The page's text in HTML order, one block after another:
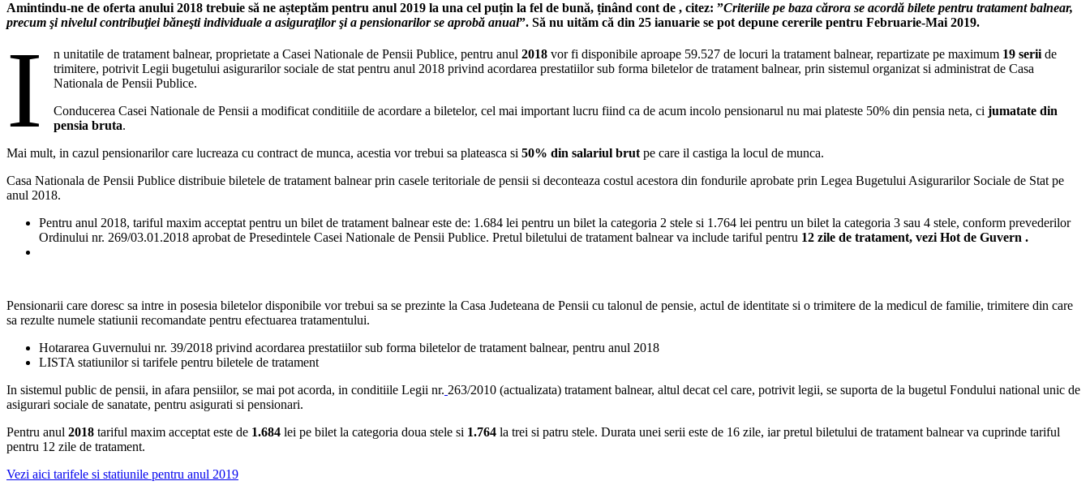
Amintindu-ne de oferta anului 2018 trebuie să ne așteptăm pentru anul 2019 la una cel puțin la fel de bună, ținând cont de , citez: ”Criteriile pe baza cărora se acordă bilete pentru tratament balnear,
precum şi nivelul contribuţiei băneşti individuale a asiguraţilor şi a pensionarilor se aprobă anual”. Să nu uităm că din 25 ianuarie se pot depune cererile pentru Februarie-Mai 2019.
I n unitatile de tratament balnear, proprietate a Casei Nationale de Pensii Publice, pentru anul2018 vor fi disponibile aproape 59.527 de locuri la tratament balnear, repartizate pe maximum 19 seriide
trimitere, potrivit Legii bugetului asigurarilor sociale de stat pentru anul 2018 privind acordarea prestatiilor sub forma biletelor de tratament balnear, prin sistemul organizat si administrat de Casa
Nationala de Pensii Publice.
Conducerea Casei Nationale de Pensii a modificat conditiile de acordare a biletelor, cel mai important lucru fiind ca de acum incolo pensionarul nu mai plateste 50% din pensia neta, cijumatate din
pensia bruta.
Mai mult, in cazul pensionarilor care lucreaza cu contract de munca, acestia vor trebui sa plateasca si 50% din salariul brutpe care il castiga la locul de munca.
Casa Nationala de Pensii Publice distribuie biletele de tratament balnear prin casele teritoriale de pensii si deconteaza costul acestora din fondurile aprobate prin Legea Bugetului Asigurarilor Sociale de Stat pe
anul 2018.
Pentru anul 2018, tariful maxim acceptat pentru un bilet de tratament balnear este de: 1.684 lei pentru un bilet la categoria 2 stele si 1.764 lei pentru un bilet la categoria 3 sau 4 stele, conform prevederilor
Ordinului nr. 269/03.01.2018 aprobat de Presedintele Casei Nationale de Pensii Publice. Pretul biletului de tratament balnear va include tariful pentru 12 zile de tratament, vezi Hot de Guvern .
Pensionarii care doresc sa intre in posesia biletelor disponibile vor trebui sa se prezinte la Casa Judeteana de Pensii cu talonul de pensie, actul de identitate si o trimitere de la medicul de familie, trimitere din care
sa rezulte numele statiunii recomandate pentru efectuarea tratamentului.
Hotararea Guvernului nr. 39/2018 privind acordarea prestatiilor sub forma biletelor de tratament balnear, pentru anul 2018
LISTA statiunilor si tarifele pentru biletele de tratament
In sistemul public de pensii, in afara pensiilor, se mai pot acorda, in conditiile Legii nr. 263/2010 (actualizata) tratament balnear, altul decat cel care, potrivit legii, se suporta de la bugetul Fondului national unic de
asigurari sociale de sanatate, pentru asigurati si pensionari.
Pentru anul 2018 tariful maxim acceptat este de 1.684 lei pe bilet la categoria doua stele si 1.764 la trei si patru stele. Durata unei serii este de 16 zile, iar pretul biletului de tratament balnear va cuprinde tariful
pentru 12 zile de tratament.
Vezi aici tarifele si statiunile pentru anul 2019